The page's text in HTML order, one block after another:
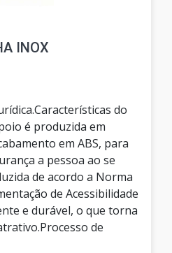
INOX
do
é produzida em
em ABS, para
a pessoa ao se
de acordo a Norma
de Acessibilidade
e durável, o que torna
de